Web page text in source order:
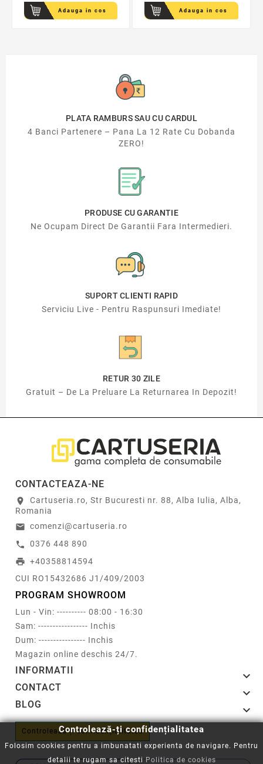
Adauga in cos Adauga in cos
PLATA RAMBURS SAU CU CARDUL
4 Banci Partenere – Pana La 12 Rate Cu Dobanda
ZERO!
PRODUSE CU GARANTIE
Ne Ocupam Direct De Garantii Fara Intermedieri.
SUPORT CLIENTI RAPID
Serviciu Live - Pentru Raspunsuri Imediate!
RETUR 30 ZILE
Gratuit – De La Preluare La Returnarea In Depozit!
CONTACTEAZA-NE
location_on
Cartuseria.ro, Str Bucuresti nr. 88, Alba Iulia, Alba,
Romania
email comenzi@cartuseria.ro
call 0376 448 890
print +40358814594
CUI RO15432686 J1/409/2003
PROGRAM SHOWROOM
Lun - Vin: ---------- 08:00 - 16:30
Sam: ----------------- Inchis
Dum: ---------------- Inchis
Magazin online deschis 24/7.
INFORMATII 
CONTACT 
BLOG 
Controlează-ți confidențialitatea
Controlează-ți confidențialitatea
Folosim cookies pentru a imbunatati experienta de navigare. Pentru
detalii te rugam sa citestiPolitica de cookies